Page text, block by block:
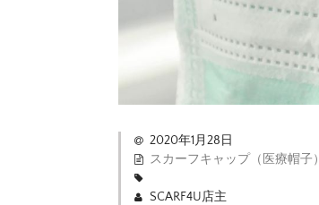
2020年1月28日
スカーフキャップ（医療帽子）
SCARF4U店主